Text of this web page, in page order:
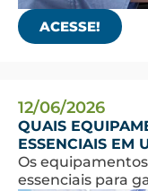
ACESSE!
12/06/2026
QUAIS
ESSENCIAIS EM
Os
essenciais para